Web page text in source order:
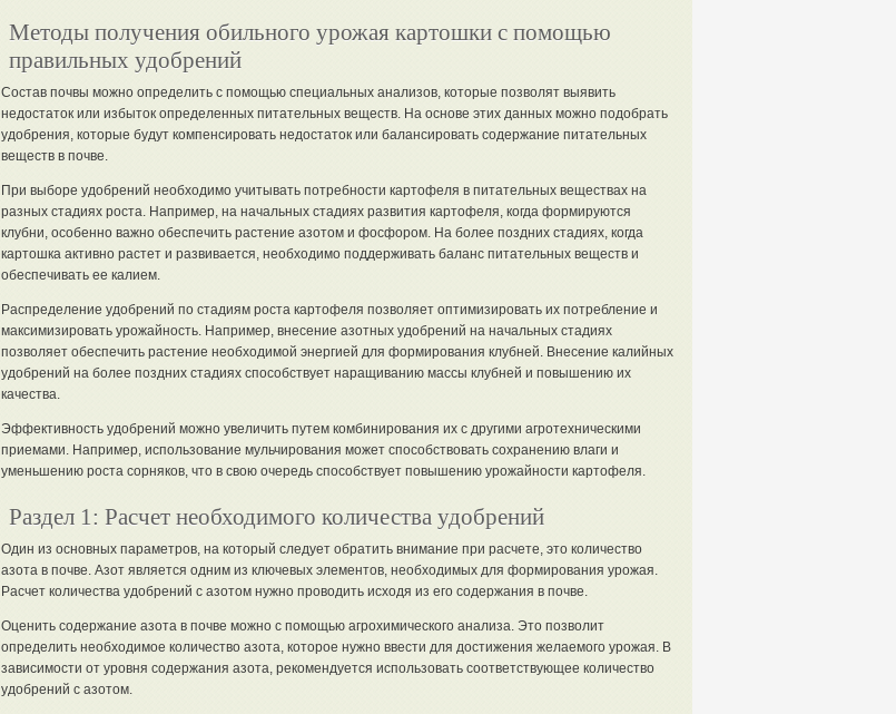
Методы получения обильного урожая картошки с помощью
правильных удобрений
Состав почвы можно определить с помощью специальных анализов, которые позволят выявить
недостаток или избыток определенных питательных веществ. На основе этих данных можно подобрать
удобрения, которые будут компенсировать недостаток или балансировать содержание питательных
веществ в почве.
При выборе удобрений необходимо учитывать потребности картофеля в питательных веществах на
разных стадиях роста. Например, на начальных стадиях развития картофеля, когда формируются
клубни, особенно важно обеспечить растение азотом и фосфором. На более поздних стадиях, когда
картошка активно растет и развивается, необходимо поддерживать баланс питательных веществ и
обеспечивать ее калием.
Распределение удобрений по стадиям роста картофеля позволяет оптимизировать их потребление и
максимизировать урожайность. Например, внесение азотных удобрений на начальных стадиях
позволяет обеспечить растение необходимой энергией для формирования клубней. Внесение калийных
удобрений на более поздних стадиях способствует наращиванию массы клубней и повышению их
качества.
Эффективность удобрений можно увеличить путем комбинирования их с другими агротехническими
приемами. Например, использование мульчирования может способствовать сохранению влаги и
уменьшению роста сорняков, что в свою очередь способствует повышению урожайности картофеля.
Раздел 1: Расчет необходимого количества удобрений
Один из основных параметров, на который следует обратить внимание при расчете, это количество
азота в почве. Азот является одним из ключевых элементов, необходимых для формирования урожая.
Расчет количества удобрений с азотом нужно проводить исходя из его содержания в почве.
Оценить содержание азота в почве можно с помощью агрохимического анализа. Это позволит
определить необходимое количество азота, которое нужно ввести для достижения желаемого урожая. В
зависимости от уровня содержания азота, рекомендуется использовать соответствующее количество
удобрений с азотом.